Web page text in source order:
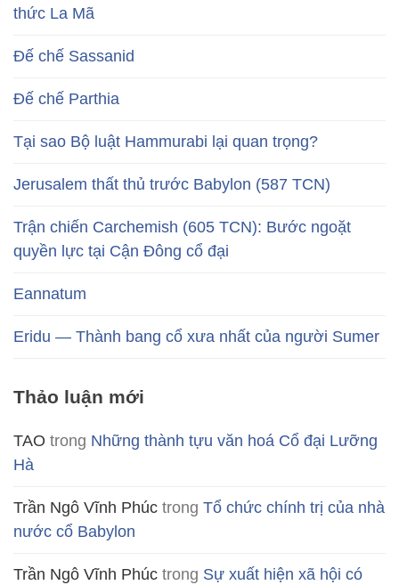
thức La Mã
Đế chế Sassanid
Đế chế Parthia
Tại sao Bộ luật Hammurabi lại quan trọng?
Jerusalem thất thủ trước Babylon (587 TCN)
Trận chiến Carchemish (605 TCN): Bước ngoặt
quyền lực tại Cận Đông cổ đại
Eannatum
Eridu — Thành bang cổ xưa nhất của người Sumer
Thảo luận mới
TAO trong Những thành tựu văn hoá Cổ đại Lưỡng
Hà
Trần Ngô Vĩnh Phúc trong Tổ chức chính trị của nhà
nước cổ Babylon
Trần Ngô Vĩnh Phúc trong Sự xuất hiện xã hội có